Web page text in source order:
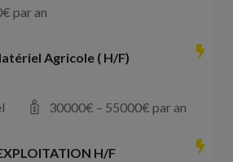
€ par an
Agricole ( H/F)
30000€ – 55000€ par an
H/F